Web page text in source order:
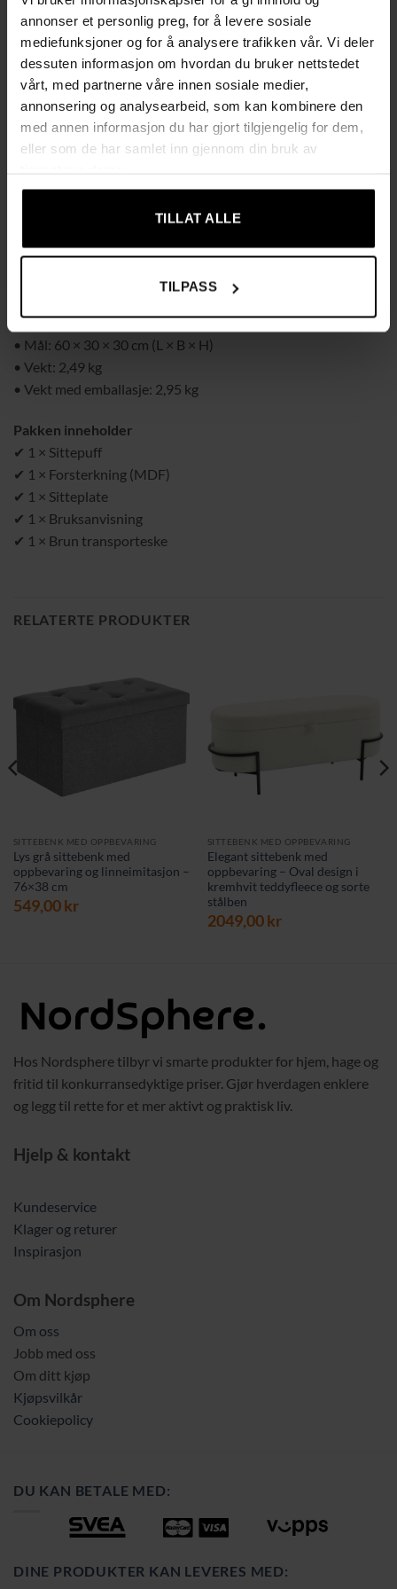
annonser et personlig preg, for å levere sosiale
mediefunksjoner og for å analysere trafikken vår. Vi deler
dessuten informasjon om hvordan du bruker nettstedet
vårt, med partnerne våre innen sosiale medier,
annonsering og analysearbeid, som kan kombinere den
med annen informasjon du har gjort tilgjengelig for dem,
eller som de har samlet inn gjennom din bruk av
TILLAT ALLE
TILPASS
holdbarhet
✔ Rask montering – foldes opp eller sammen på bare noen
sekunder
✔ Myk og komfortabel sitteflate med skumfyll
✔ Stabil konstruksjon med MDF-forsterkning – tåler
belastning opptil 80 kg
✔ Stilrent, svart design som passer i stue, soverom, gang eller
• Farge: Svart
• Maks belastning: 80 kg
• Mål: 60 × 30 × 30 cm (L × B × H)
• Vekt: 2,49 kg
• Vekt med emballasje: 2,95 kg
Pakken inneholder
✔ 1 × Sittepuff
✔ 1 × Forsterkning (MDF)
✔ 1 × Sitteplate
✔ 1 × Bruksanvisning
✔ 1 × Brun transporteske
RELATERTE PRODUKTER
SITTEBENK MED OPPBEVARING
Lys grå sittebenk med
oppbevaring og linneimitasjon –
76×38 cm
549,00kr
SITTEBENK MED OPPBEVARING
Elegant sittebenk med
oppbevaring – Oval design i
kremhvit teddyfleece og sorte
stålben
2049,00kr
Hos Nordsphere tilbyr vi smarte produkter for hjem, hage og
fritid til konkurransedyktige priser. Gjør hverdagen enklere
og legg til rette for et mer aktivt og praktisk liv.
Hjelp & kontakt
Kundeservice
Klager og returer
Inspirasjon
Om Nordsphere
Om oss
Jobb med oss
Om ditt kjøp
Kjøpsvilkår
Cookiepolicy
DU KAN BETALE MED:
DINE PRODUKTER KAN LEVERES MED: